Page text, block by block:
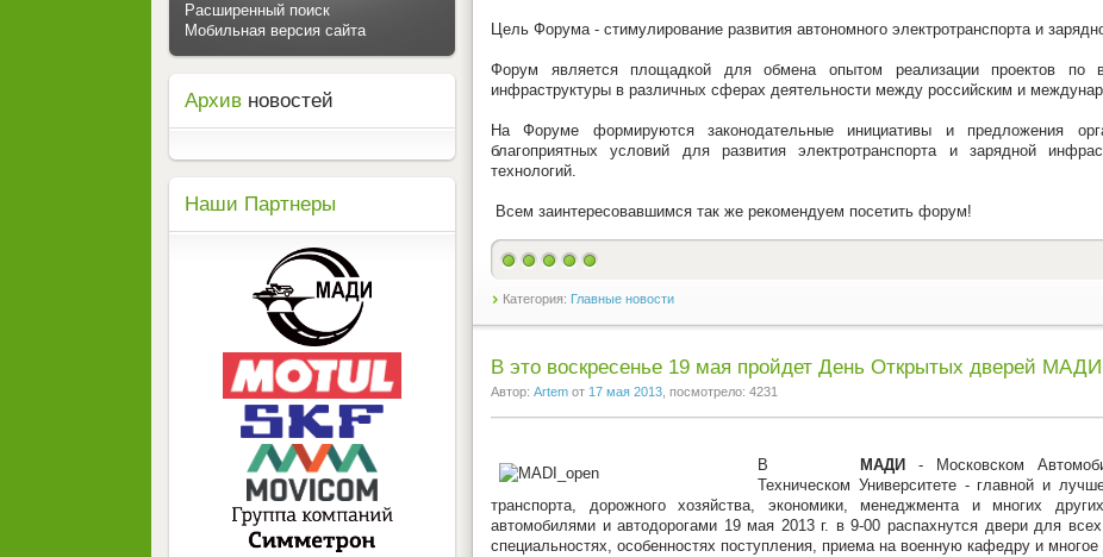
Цель Форума - стимулирование развития автономного электротранспорта и
Форум является площадкой для обмена опытом реализации проектов по
инфраструктуры в различных сферах деятельности между российским и
На Форуме формируются законодательные инициативы и предложения
благоприятных условий для развития электротранспорта и зарядной
технологий.
Всем заинтересовавшимся так же рекомендуем посетить форум!
Категория: Главные новости
В это воскресенье 19 мая пройдет День Открытых дверей
Автор: Artem от 17 мая 2013 , посмотрело: 4231
В МАДИ
- Московском
Техническом Университете - главной и
транспорта, дорожного хозяйства, экономики, менеджмента и многих
автомобилями и автодорогами 19 мая 2013 г. в 9-00 распахнутся двери для
специальностях, особенностях поступления, приема на военную кафедру и многое
Расширенный поиск
Мобильная версия сайта
Архив новостей
Наши Партнеры